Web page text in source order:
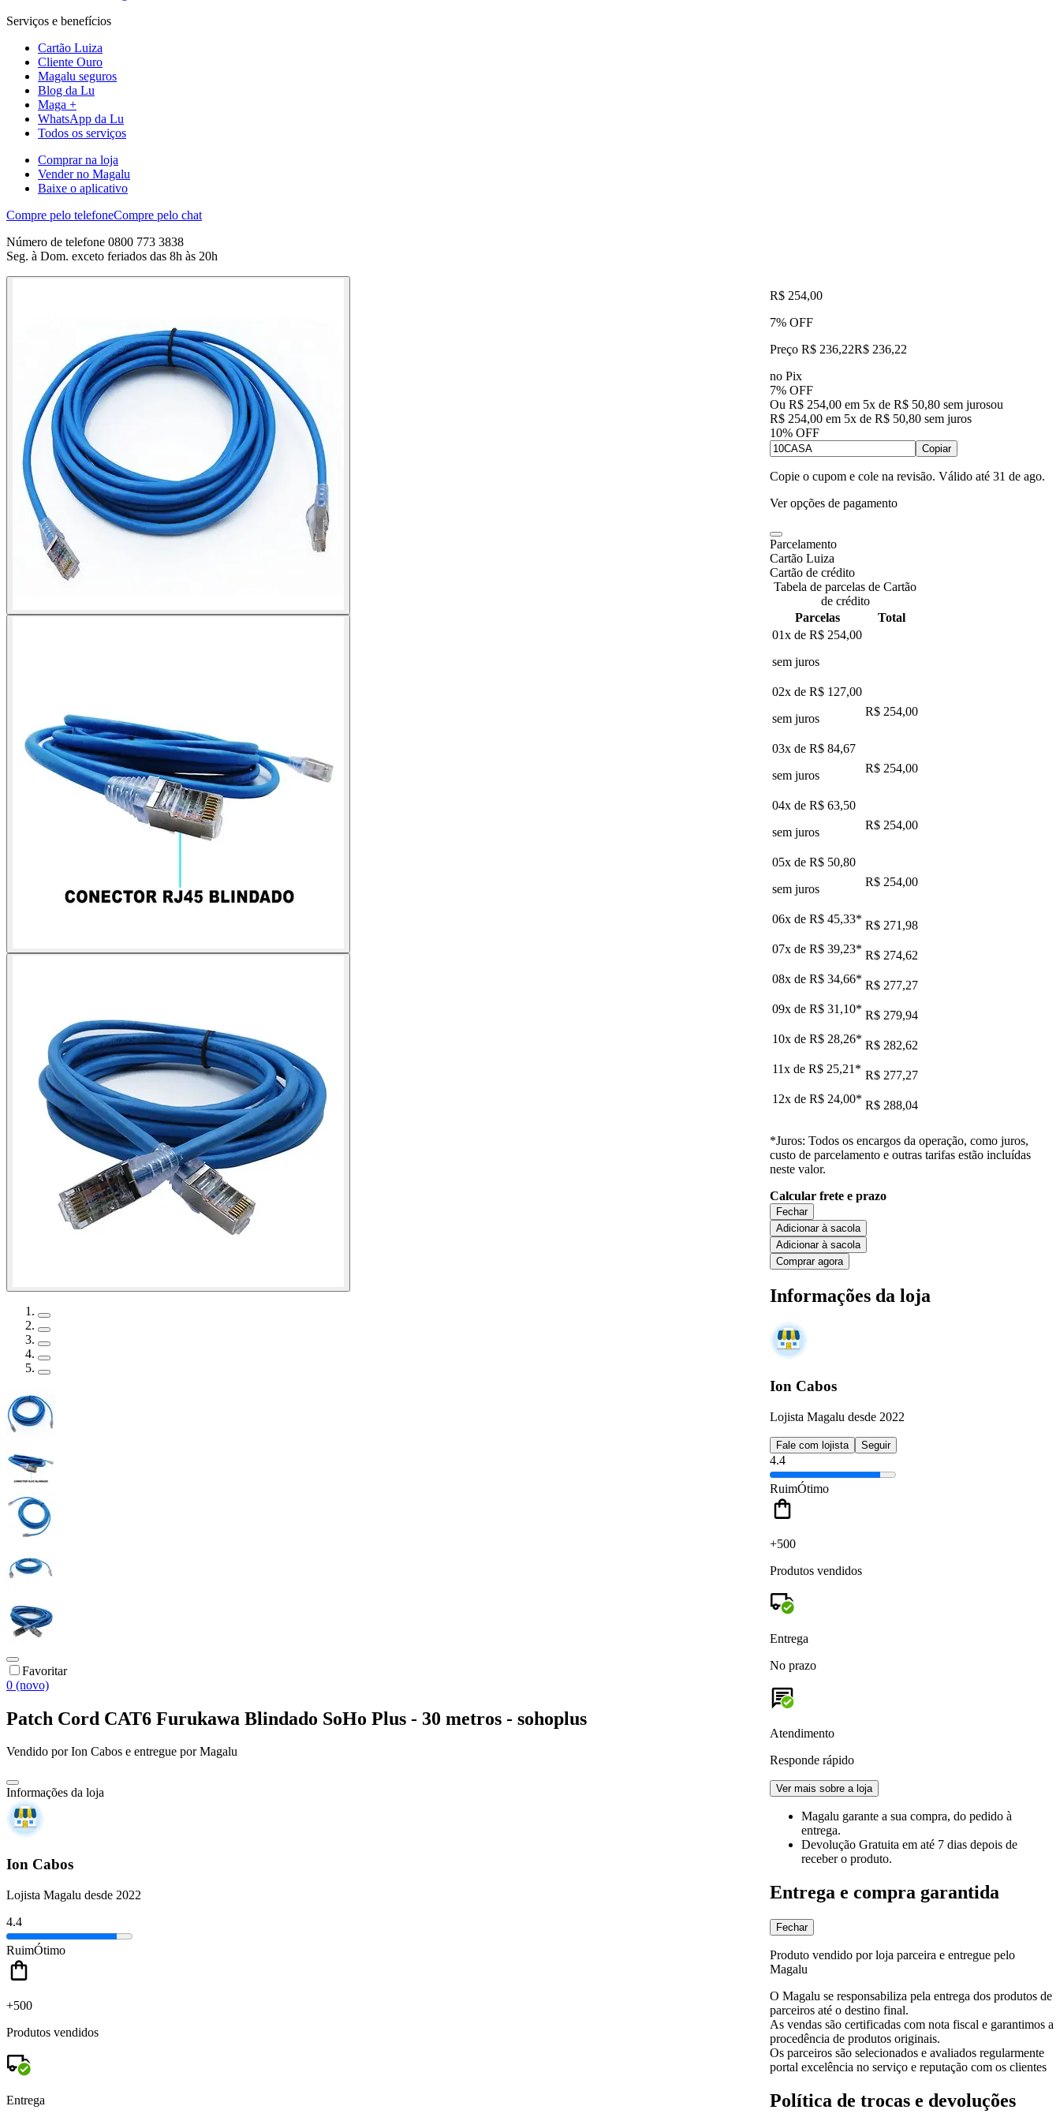
Serviços e benefícios
Cartão Luiza
Cliente Ouro
Magalu seguros
Blog da Lu
Maga +
WhatsApp da Lu
Todos os serviços
Comprar na loja
Vender no Magalu
Baixe o aplicativo
Compre pelo telefoneCompre pelo chat
Número de telefone 0800 773 3838
Seg. à Dom. exceto feriados das 8h às 20h
Favoritar
0 (novo)
Patch Cord CAT6 Furukawa Blindado SoHo Plus - 30 metros - sohoplus
Vendido porIon Cabos e entregue por Magalu
Informações da loja
Ion Cabos
Lojista Magalu desde 2022
4.4
RuimÓtimo
+500
Produtos vendidos
Entrega
R$ 254,00
7% OFF
Preço R$ 236,22R$ 236,22
no Pix
7% OFF
Ou R$ 254,00 em 5x de R$ 50,80 sem jurosou
R$ 254,00 em 5x de R$ 50,80 sem juros
10% OFF
Copiar
Copie o cupom e cole na revisão. Válido até 31 de ago.
Ver opções de pagamento
Parcelamento
Cartão Luiza
Cartão de crédito
Tabela de parcelas de Cartão
de crédito
Parcelas
Total
01x de R$ 254,00
sem juros
02x de R$ 127,00
sem juros
R$ 254,00
03x de R$ 84,67
sem juros
R$ 254,00
04x de R$ 63,50
sem juros
R$ 254,00
05x de R$ 50,80
sem juros
R$ 254,00
06x de R$ 45,33* R$ 271,98
07x de R$ 39,23* R$ 274,62
08x de R$ 34,66* R$ 277,27
09x de R$ 31,10* R$ 279,94
10x de R$ 28,26* R$ 282,62
11x de R$ 25,21 * R$ 277,27
12x de R$ 24,00* R$ 288,04
*Juros: Todos os encargos da operação, como juros,
custo de parcelamento e outras tarifas estão incluídas
neste valor.
Calcular frete e prazo
Fechar
Adicionar à sacola
Adicionar à sacola
Comprar agora
Informações da loja
Ion Cabos
Lojista Magalu desde 2022
Fale com lojista Seguir
4.4
RuimÓtimo
+500
Produtos vendidos
Entrega
No prazo
Atendimento
Responde rápido
Ver mais sobre a loja
Magalu garante a sua compra, do pedido à
entrega.
Devolução Gratuita em até 7 dias depois de
receber o produto.
Entrega e compra garantida
Fechar
Produto vendido por loja parceira e entregue pelo
Magalu
O Magalu se responsabiliza pela entrega dos produtos de
parceiros até o destino final.
As vendas são certificadas com nota fiscal e garantimos a
procedência de produtos originais.
Os parceiros são selecionados e avaliados regularmente
portal excelência no serviço e reputação com os clientes
Política de trocas e devoluções